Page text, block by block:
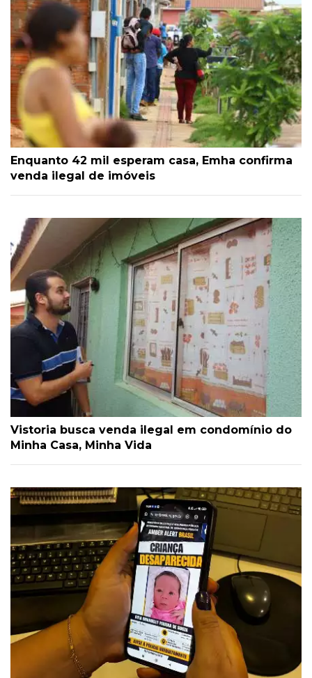
Enquanto 42 mil esperam casa, Emha confirma
venda ilegal de imóveis
Vistoria busca venda ilegal em condomínio do
Minha Casa, Minha Vida